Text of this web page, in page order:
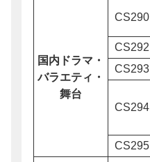
国内ドラマ・
バラエティ・
舞台
CS290
CS292
CS293
CS294
CS295